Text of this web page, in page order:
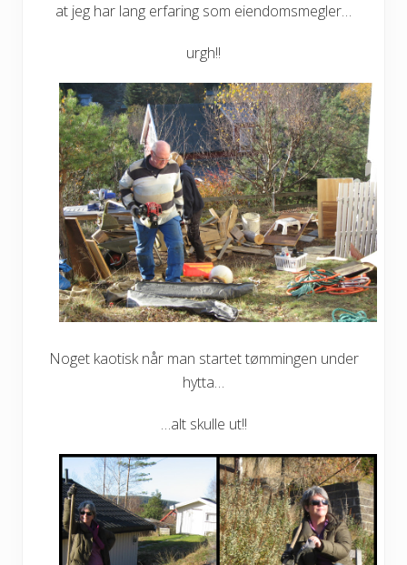
at jeg har lang erfaring som eiendomsmegler…
urgh!!
Noget kaotisk når man startet tømmingen under
hytta…
…alt skulle ut!!